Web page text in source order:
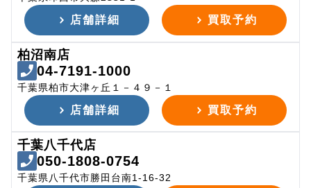
店舗詳細 買取予約
柏沼南店
04-7191-1000
千葉県柏市大津ヶ丘１－４９－１
店舗詳細 買取予約
千葉八千代店
050-1808-0754
千葉県八千代市勝田台南1-16-32